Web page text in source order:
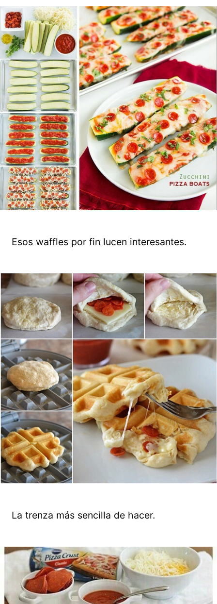
Esos waffles por fin lucen interesantes.
La trenza más sencilla de hacer.